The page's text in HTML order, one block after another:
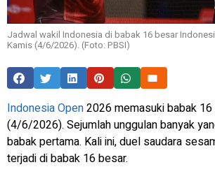
Jadwal wakil Indonesia di babak 16 besar
Kamis (4/6/2026). (Foto: PBSI)
Indonesia Open2026 memasuki babak
(4/6/2026). Sejumlah unggulan banyak
babak pertama. Kali ini, duel saudara
terjadi di babak 16 besar.